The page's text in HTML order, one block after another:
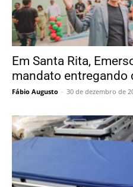
Em Santa Rita,
mandato entregando
Fábio Augusto - 30 de dezembro de